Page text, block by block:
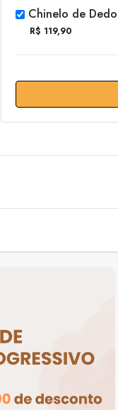
Chinelo de
R$ 119,90